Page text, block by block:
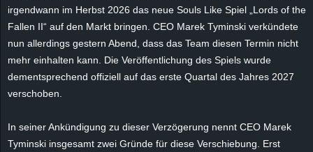
irgendwann im Herbst 2026 das neue Souls Like Spiel „Lords of the
Fallen II“ auf den Markt bringen. CEO Marek Tyminski verkündete
nun allerdings gestern Abend, dass das Team diesen Termin nicht
mehr einhalten kann. Die Veröffentlichung des Spiels wurde
dementsprechend offiziell auf das erste Quartal des Jahres 2027
verschoben.
In seiner Ankündigung zu dieser Verzögerung nennt CEO Marek
Tyminski insgesamt zwei Gründe für diese Verschiebung. Erst